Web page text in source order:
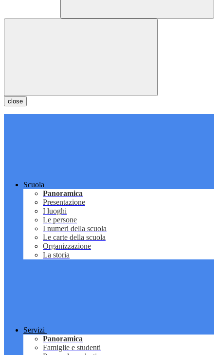
close
Scuola
Panoramica
Presentazione
I luoghi
Le persone
I numeri della scuola
Le carte della scuola
Organizzazione
La storia
Servizi
Panoramica
Famiglie e studenti